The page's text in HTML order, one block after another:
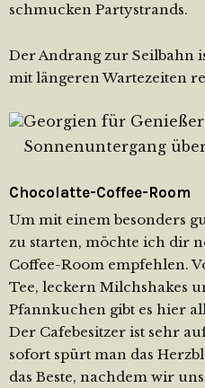
schmucken Partystrands.
Der Andrang zur Seilbahn
mit längeren Wartezeiten
Sonnenuntergang
Chocolatte-Coffee-Room
Um mit einem besonders
zu starten, möchte ich dir
Coffee-Room empfehlen.
Tee, leckern Milchshakes
Pfannkuchen gibt es hier
Der Cafebesitzer ist sehr
sofort spürt man das
das Beste, nachdem wir